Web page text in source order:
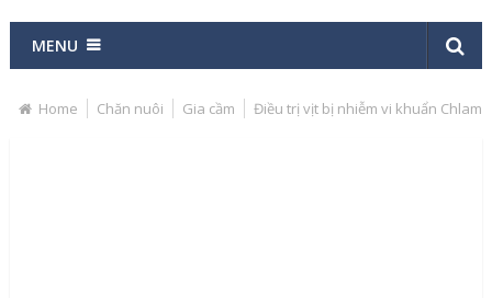
MENU
Home Chăn nuôi Gia cầm Điều trị vịt bị nhiễm vi khuẩn